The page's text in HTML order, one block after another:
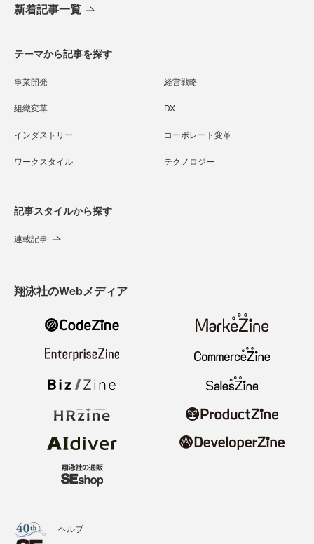
新着記事一覧
テーマから記事を探す
事業開発 経営戦略
組織変革 DX
インダストリー コーポレート変革
ワークスタイル テクノロジー
記事スタイルから探す
連載記事
翔泳社のWebメディア
ヘルプ